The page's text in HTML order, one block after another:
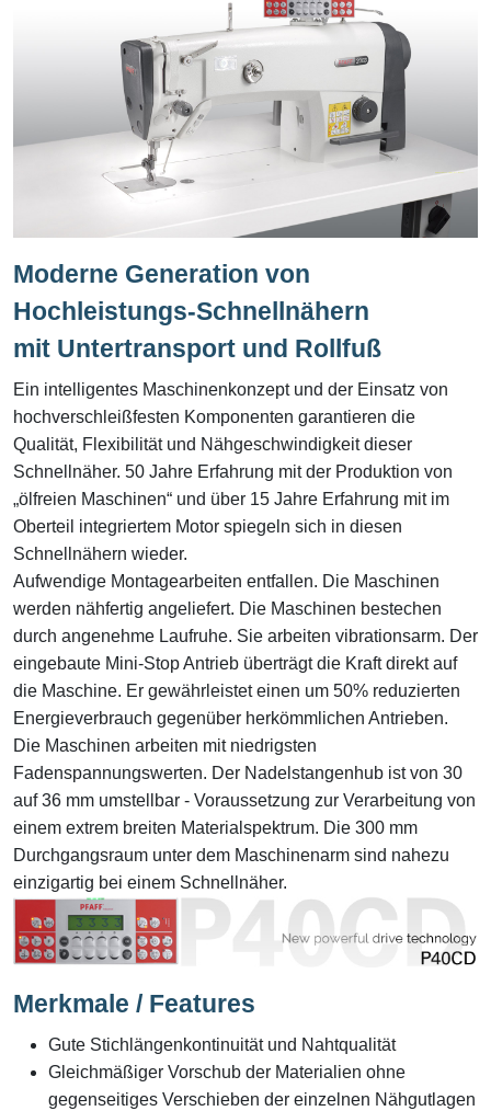
Moderne Generation von
Hochleistungs-Schnellnähern
mit Untertransport und Rollfuß
Ein intelligentes Maschinenkonzept und der Einsatz von
hochverschleißfesten Komponenten garantieren die
Qualität, Flexibilität und Nähgeschwindigkeit dieser
Schnellnäher. 50 Jahre Erfahrung mit der Produktion von
„ölfreien Maschinen“ und über 15 Jahre Erfahrung mit im
Oberteil integriertem Motor spiegeln sich in diesen
Schnellnähern wieder.
Aufwendige Montagearbeiten entfallen. Die Maschinen
werden nähfertig angeliefert. Die Maschinen bestechen
durch angenehme Laufruhe. Sie arbeiten vibrationsarm. Der
eingebaute Mini-Stop Antrieb überträgt die Kraft direkt auf
die Maschine. Er gewährleistet einen um 50% reduzierten
Energieverbrauch gegenüber herkömmlichen Antrieben.
Die Maschinen arbeiten mit niedrigsten
Fadenspannungswerten. Der Nadelstangenhub ist von 30
auf 36 mm umstellbar - Voraussetzung zur Verarbeitung von
einem extrem breiten Materialspektrum. Die 300 mm
Durchgangsraum unter dem Maschinenarm sind nahezu
einzigartig bei einem Schnellnäher.
Merkmale / Features
Gute Stichlängenkontinuität und Nahtqualität
Gleichmäßiger Vorschub der Materialien ohne
gegenseitiges Verschieben der einzelnen Nähgutlagen